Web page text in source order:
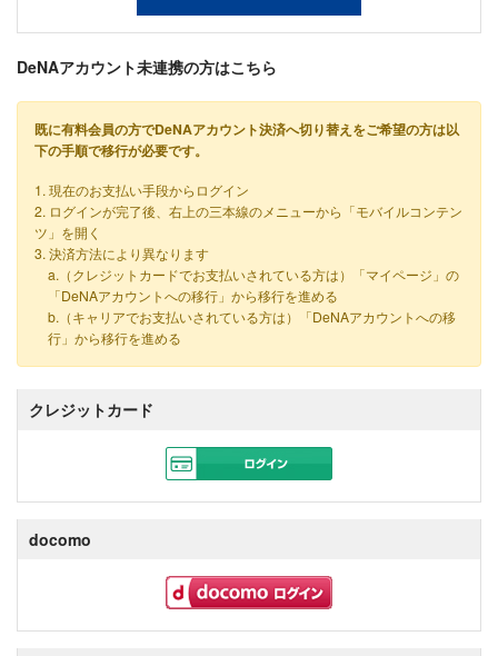
DeNAアカウント未連携の方はこちら
既に有料会員の方でDeNAアカウント決済へ切り替えをご希望の方は以
下の手順で移行が必要です。
1. 現在のお支払い手段からログイン
2. ログインが完了後、右上の三本線のメニューから「モバイルコンテン
ツ」を開く
3. 決済方法により異なります
a.（クレジットカードでお支払いされている方は）「マイページ」の
「DeNAアカウントへの移行」から移行を進める
b.（キャリアでお支払いされている方は）「DeNAアカウントへの移
行」から移行を進める
クレジットカード
docomo